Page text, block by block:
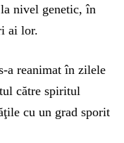
nivel genetic, în
ai lor.
a reanimat în zilele
către spiritul
cu un grad sporit